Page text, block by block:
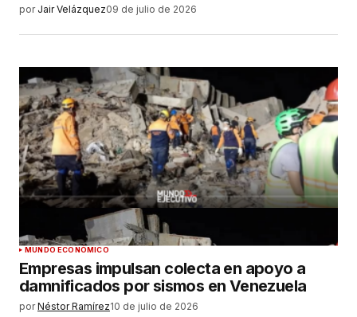
por Jair Velázquez09 de julio de 2026
MUNDO ECONÓMICO
Empresas impulsan colecta en apoyo a
damnificados por sismos en Venezuela
por Néstor Ramírez10 de julio de 2026